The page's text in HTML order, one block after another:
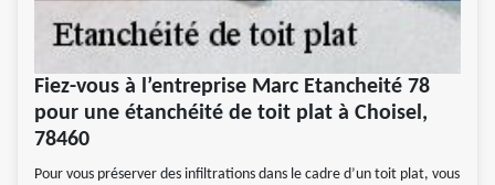
Fiez-vous à l’entreprise Marc Etancheité 78
pour une étanchéité de toit plat à Choisel,
78460
Pour vous préserver des infiltrations dans le cadre d’un toit plat, vous